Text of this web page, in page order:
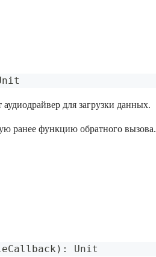
для загрузки данных.
ранее функцию обратного вызова.
) : Unit